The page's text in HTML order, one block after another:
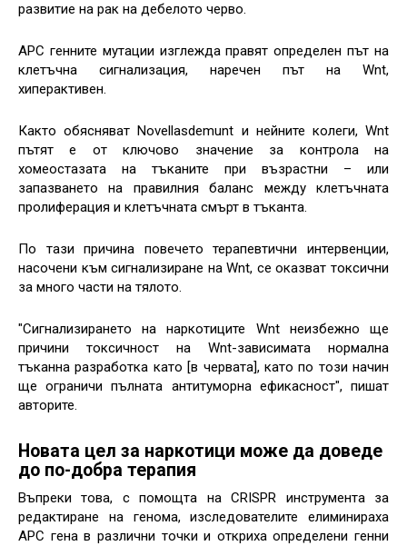
развитие на рак на дебелото черво.
APC генните мутации изглежда правят определен път на
клетъчна сигнализация, наречен път на Wnt,
хиперактивен.
Както обясняват Novellasdemunt и нейните колеги, Wnt
пътят е от ключово значение за контрола на
хомеостазата на тъканите при възрастни – или
запазването на правилния баланс между клетъчната
пролиферация и клетъчната смърт в тъканта.
По тази причина повечето терапевтични интервенции,
насочени към сигнализиране на Wnt, се оказват токсични
за много части на тялото.
"Сигнализирането на наркотиците Wnt неизбежно ще
причини токсичност на Wnt-зависимата нормална
тъканна разработка като [в червата], като по този начин
ще ограничи пълната антитуморна ефикасност", пишат
авторите.
Новата цел за наркотици може да доведе
до по-добра терапия
Въпреки това, с помощта на CRISPR инструмента за
редактиране на генома, изследователите елиминираха
APC гена в различни точки и откриха определени генни